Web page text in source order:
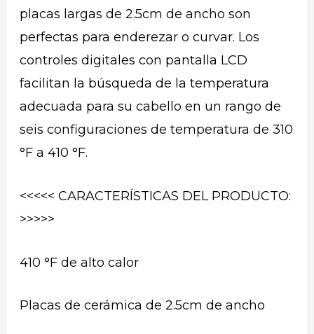
placas largas de 2.5cm de ancho son
perfectas para enderezar o curvar. Los
controles digitales con pantalla LCD
facilitan la búsqueda de la temperatura
adecuada para su cabello en un rango de
seis configuraciones de temperatura de 310
°F a 410 °F.
<<<<< CARACTERÍSTICAS DEL PRODUCTO:
>>>>>
410 °F de alto calor
Placas de cerámica de 2.5cm de ancho